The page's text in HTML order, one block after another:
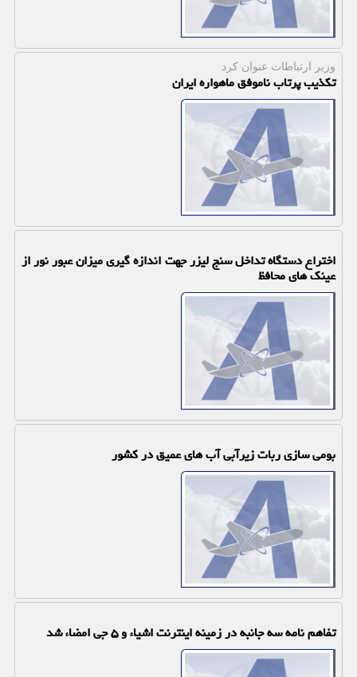
وزیر ارتباطات عنوان كرد
تكذیب پرتاب ناموفق ماهواره ایران
اختراع دستگاه تداخل سنج لیزر جهت اندازه گیری میزان عبور نور از
عینك های محافظ
بومی سازی ربات زیرآبی آب های عمیق در كشور
تفاهم نامه سه جانبه در زمینه اینترنت اشیاء و ۵ جی امضاء شد